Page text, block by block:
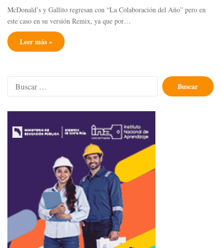
McDonald’s y Gallito regresan con “La Colaboración del Año” pero en
este caso en su versión Remix, ya que por…
Leer más »
Buscar: